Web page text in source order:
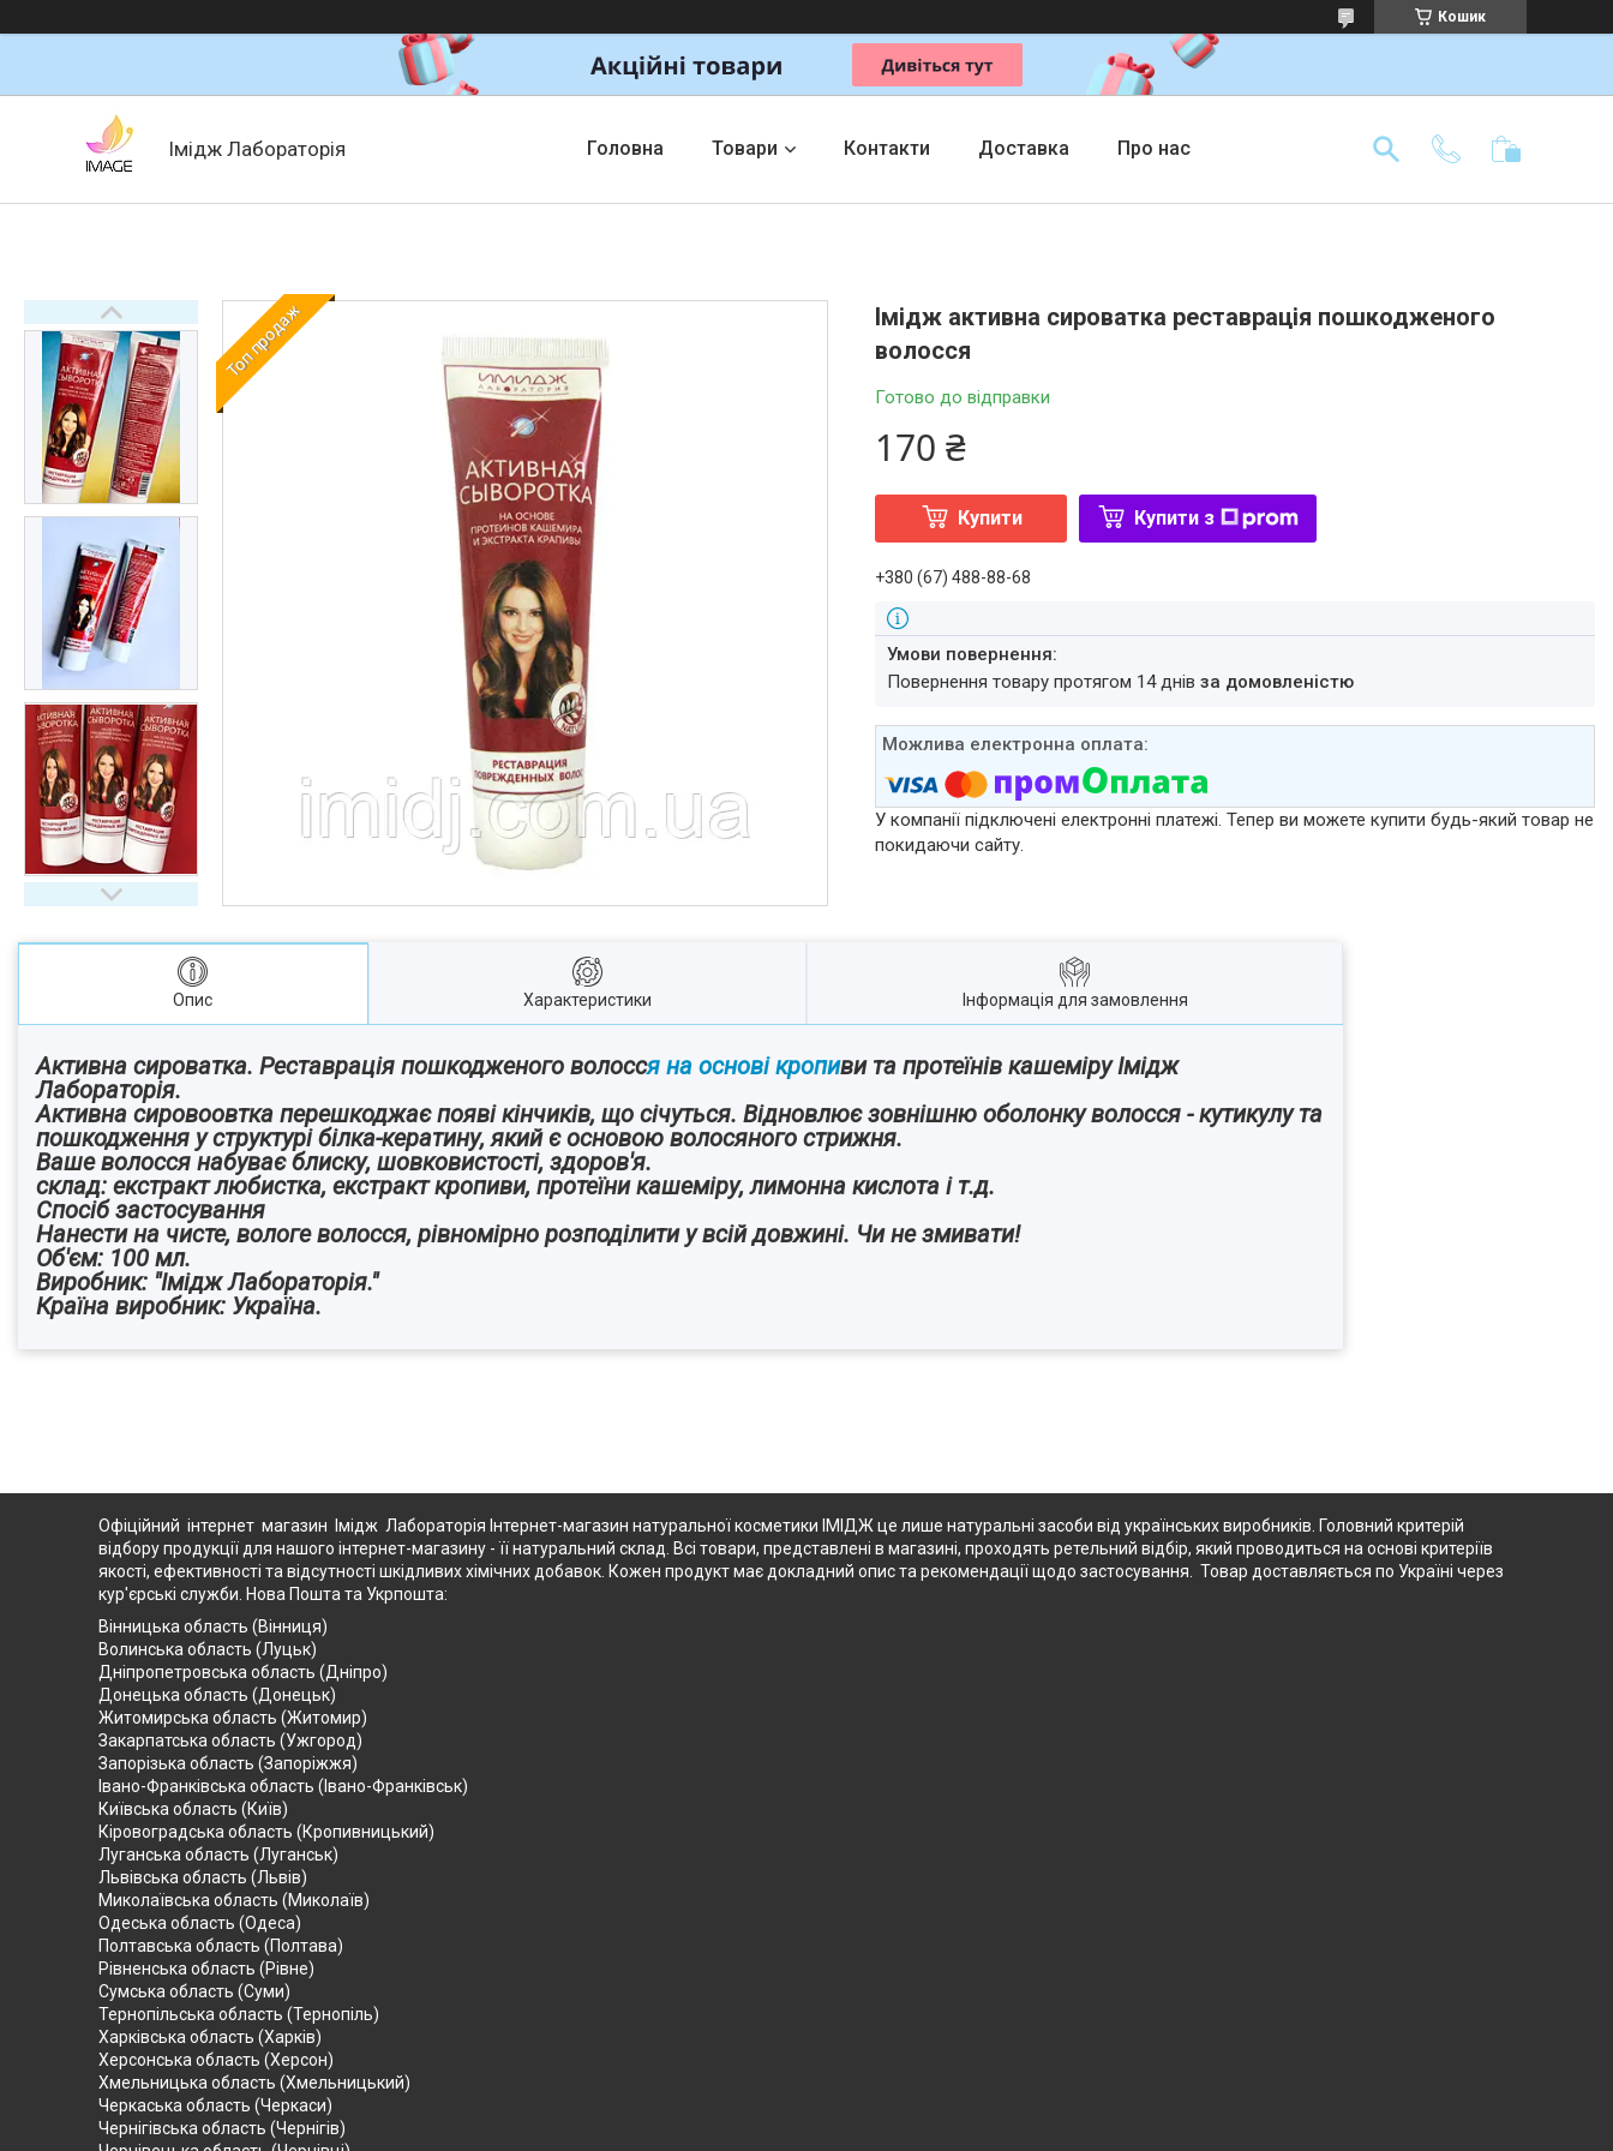
Кошик
Імідж Лабораторія Головна Товари Контакти Доставка Про нас
Топ продаж
Імідж активна сироватка реставрація пошкодженого
волосся
Готово до відправки
170 ₴
Купити Купити з
+380 (67) 488-88-68
повернення товару протягом 14 днівза домовленістю
У компанії підключені електронні платежі. Тепер ви можете купити будь-який товар не
покидаючи сайту.
Опис Характеристики Інформація для замовлення
Активна сироватка. Реставрація пошкодженого волосся на основі кропиви та протеїнів кашеміру Імідж
Лабораторія.
Активна сировоовтка перешкоджає появі кінчиків, що січуться. Відновлює зовнішню оболонку волосся - кутикулу та
пошкодження у структурі білка-кератину, який є основою волосяного стрижня.
Ваше волосся набуває блиску, шовковистості, здоров'я.
склад: екстракт любистка, екстракт кропиви, протеїни кашеміру, лимонна кислота і т.д.
Спосіб застосування
Нанести на чисте, вологе волосся, рівномірно розподілити у всій довжині. Чи не змивати!
Об'єм: 100 мл.
Виробник: "Імідж Лабораторія."
Країна виробник: Україна.
Офіційний інтернет магазин Імідж Лабораторія Інтернет-магазин натуральної косметики ІМІДЖ це лише натуральні засоби від українських виробників. Головний критерій
відбору продукції для нашого інтернет-магазину - її натуральний склад. Всі товари, представлені в магазині, проходять ретельний відбір, який проводиться на основі критеріїв
якості, ефективності та відсутності шкідливих хімічних добавок. Кожен продукт має докладний опис та рекомендації щодо застосування. Товар доставляється по Україні через
кур'єрські служби. Нова Пошта та Укрпошта:
Вінницька область (Вінниця)
Волинська область (Луцьк)
Дніпропетровська область (Дніпро)
Донецька область (Донецьк)
Житомирська область (Житомир)
Закарпатська область (Ужгород)
Запорізька область (Запоріжжя)
Івано-Франківська область (Івано-Франківськ)
Київська область (Київ)
Кіровоградська область (Кропивницький)
Луганська область (Луганськ)
Львівська область (Львів)
Миколаївська область (Миколаїв)
Одеська область (Одеса)
Полтавська область (Полтава)
Рівненська область (Рівне)
Сумська область (Суми)
Тернопільська область (Тернопіль)
Харківська область (Харків)
Херсонська область (Херсон)
Хмельницька область (Хмельницький)
Черкаська область (Черкаси)
Чернігівська область (Чернігів)